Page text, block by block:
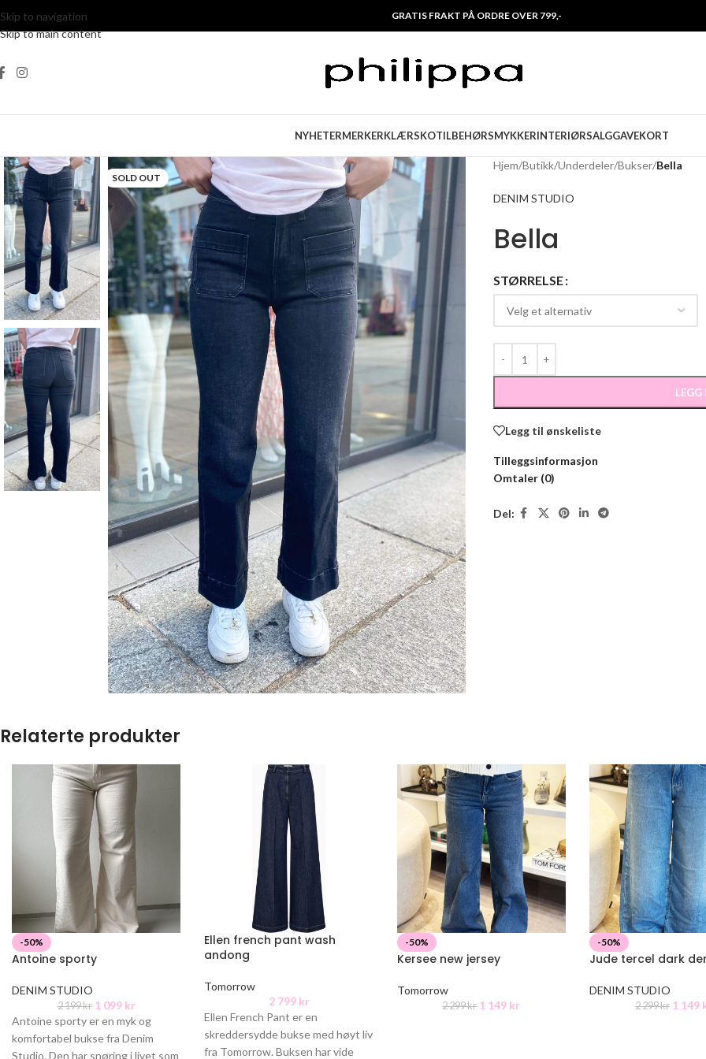
Skip to navigation
Skip to main content
GRATIS FRAKT PÅ ORDRE OVER 799,-
NYHETERMERKERKLÆRSKOTILBEHØRSMYKKERINTERIØRSALGGAVEKORT
SOLD OUT
Hjem/Butikk/Underdeler/Bukser/Bella
DENIM STUDIO
Bella
STØRRELSE
Legg til ønskeliste
Tilleggsinformasjon
Omtaler (0)
Del:
Relaterte produkter
-50%
Antoine sporty
DENIM STUDIO
2 199kr 1 099 kr
Antoine sporty er en myk og
komfortabel bukse fra Denim
Studio. Den har snøring i livet som
Ellen french pant wash
andong
Tomorrow
2 799 kr
Ellen French Pant er en
skreddersydde bukse med høyt liv
fra Tomorrow. Buksen har vide
-50%
Kersee new jersey
Tomorrow
2 299kr 1 149 kr
-50%
Jude tercel dark
DENIM STUDIO
2 299kr 1 149